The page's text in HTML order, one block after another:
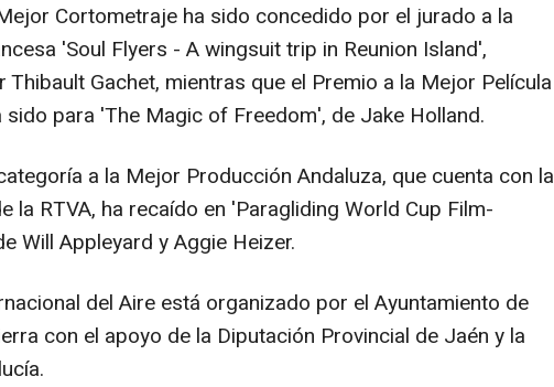
Cortometraje ha sido concedido por el jurado a la
'Soul Flyers - A wingsuit trip in Reunion Island',
Thibault Gachet, mientras que el Premio a la Mejor Película
sido para 'The Magic of Freedom', de Jake Holland.
a la Mejor Producción Andaluza, que cuenta con la
la RTVA, ha recaído en 'Paragliding World Cup Film-
Will Appleyard y Aggie Heizer.
del Aire está organizado por el Ayuntamiento de
con el apoyo de la Diputación Provincial de Jaén y la